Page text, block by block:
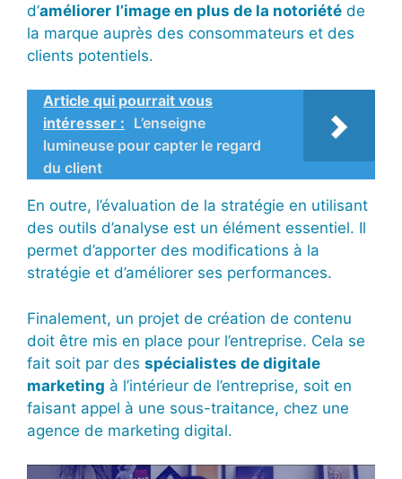
d’améliorer l’image en plus de la notoriété de
la marque auprès des consommateurs et des
clients potentiels.
Article qui pourrait vous
intéresser : L’enseigne
lumineuse pour capter le regard
du client
En outre, l’évaluation de la stratégie en utilisant
des outils d’analyse est un élément essentiel. Il
permet d’apporter des modifications à la
stratégie et d’améliorer ses performances.
Finalement, un projet de création de contenu
doit être mis en place pour l’entreprise. Cela se
fait soit par des spécialistes de digitale
marketing à l’intérieur de l’entreprise, soit en
faisant appel à une sous-traitance, chez une
agence de marketing digital.